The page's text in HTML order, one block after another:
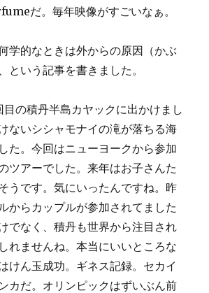
だ。毎年映像がすごいなぁ。
学的なときは外からの原因（かぶ
という記事を書きました。
の積丹半島カヤックに出かけまし
ないシシャモナイの滝が落ちる海
た。今回はニューヨークから参加
ツアーでした。来年はお子さんた
うです。気にいったんですね。昨
からカップルが参加されてました
でなく、積丹も世界から注目され
れませんね。本当にいいところな
けん玉成功。ギネス記録。セカイ
カだ。オリンピックはずいぶん前